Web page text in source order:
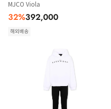
MJCO Viola
32%392,000
해외배송